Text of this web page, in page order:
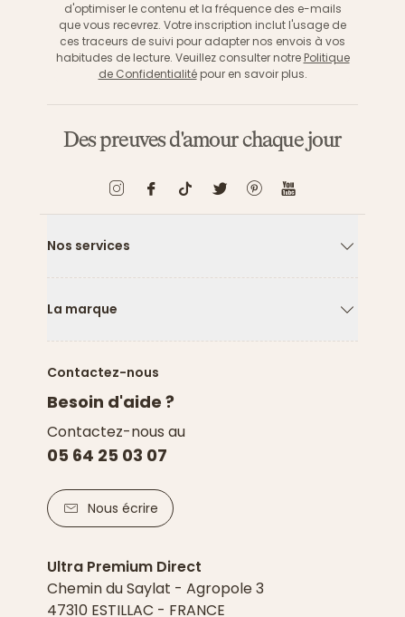
d'optimiser le contenu et la fréquence des e-mails
que vous recevrez. Votre inscription inclut l'usage de
ces traceurs de suivi pour adapter nos envois à vos
habitudes de lecture. Veuillez consulter notre Politique
de Confidentialitépour en savoir plus.
Des preuves d'amour chaque jour
Nos services
La marque
Contactez-nous
Besoin d'aide ?
Contactez-nous au
05 64 25 03 07
Nous écrire
Ultra Premium Direct
Chemin du Saylat - Agropole 3
47310 ESTILLAC - FRANCE